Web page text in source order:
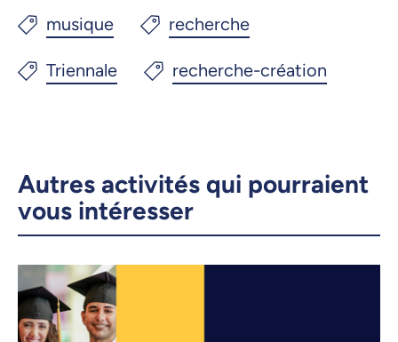
Autres activités qui pourraient
vous intéresser